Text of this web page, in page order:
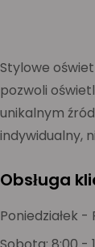
Stylowe
pozwoli
unikalnym
indywidualny,
Obsługa
Poniedziałek